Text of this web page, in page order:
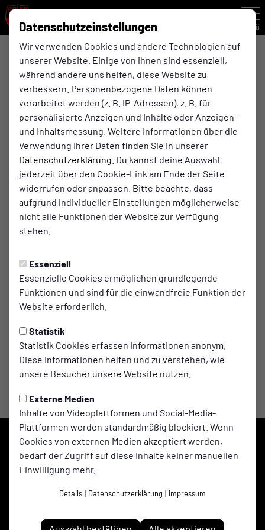
Datenschutzeinstellungen
Wir verwenden Cookies und andere Technologien auf
unserer Website. Einige von ihnen sind essenziell,
während andere uns helfen, diese Website zu
verbessern. Personenbezogene Daten können
verarbeitet werden (z. B. IP-Adressen), z. B. für
personalisierte Anzeigen und Inhalte oder Anzeigen-
und Inhaltsmessung. Weitere Informationen über die
Verwendung Ihrer Daten finden Sie in unserer
Datenschutzerklärung . Du kannst deine Auswahl
jederzeit über den Cookie-Link am Ende der Seite
widerrufen oder anpassen. Bitte beachte, dass
aufgrund individueller Einstellungen möglicherweise
nicht alle Funktionen der Website zur Verfügung
stehen.
Essenziell
Essenzielle Cookies ermöglichen grundlegende
Funktionen und sind für die einwandfreie Funktion der
Website erforderlich.
Statistik
Statistik Cookies erfassen Informationen anonym.
Diese Informationen helfen und zu verstehen, wie
unsere Besucher unsere Website nutzen.
Externe Medien
Inhalte von Videoplattformen und Social-Media-
Plattformen werden standardmäßig blockiert. Wenn
Cookies von externen Medien akzeptiert werden,
bedarf der Zugriff auf diese Inhalte keiner manuellen
Einwilligung mehr.
Details | Datenschutzerklärung | Impressum
Menü
07.03.2026, 11:00 Uhr E-Jugend Rückrunde , 2. Spieltag
E-Jugend
E-Jugend
00
Tage
00
Std.
00
Min.
00
Sek.
Spielort
Ellinghorsterstraße 40
45964 Gladbeck
Wegbeschreibung